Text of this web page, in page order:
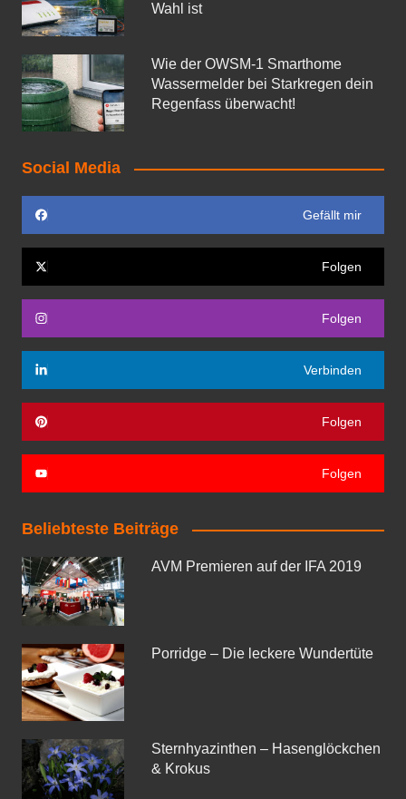
Wahl ist
Wie der OWSM‑1 Smarthome
Wassermelder bei Starkregen dein
Regenfass überwacht!
Social Media
Gefällt mir
Folgen
Folgen
Verbinden
Folgen
Folgen
Beliebteste Beiträge
AVM Premieren auf der IFA 2019
Porridge – Die leckere Wundertüte
Sternhyazinthen – Hasenglöckchen
& Krokus